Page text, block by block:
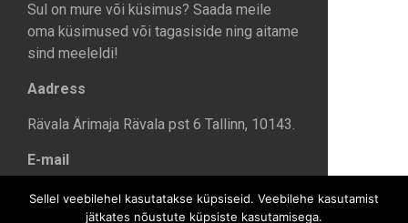
Sul on mure või küsimus? Saada meile
oma küsimused või tagasiside ning aitame
sind meeleldi!
Aadress
Rävala Ärimaja Rävala pst 6 Tallinn, 10143.
E-mail
info@sinulaen.ee
Sellel veebilehel kasutatakse küpsiseid. Veebilehe kasutamist
jätkates nõustute küpsiste kasutamisega.